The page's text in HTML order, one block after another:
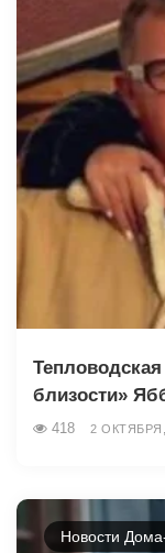
близости»
418 2 ОКТЯБРЯ,
Новости